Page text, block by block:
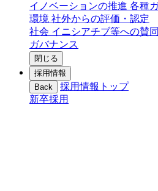
イノベーションの推進 各種
環境 社外からの評価・認定
社会 イニシアチブ等への賛同
ガバナンス
閉じる
採用情報
Back
採用情報トップ
新卒採用